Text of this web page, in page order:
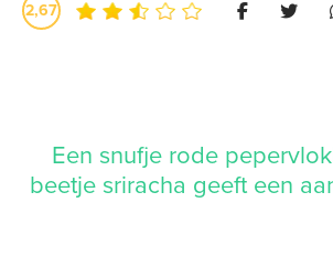
2,67
Een snufje rode
beetje sriracha geeft een